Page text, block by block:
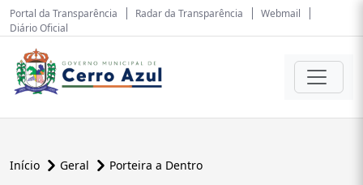
Portal da Transparência Radar da Transparência
Webmail
Diário Oficial
Início Geral Porteira a Dentro